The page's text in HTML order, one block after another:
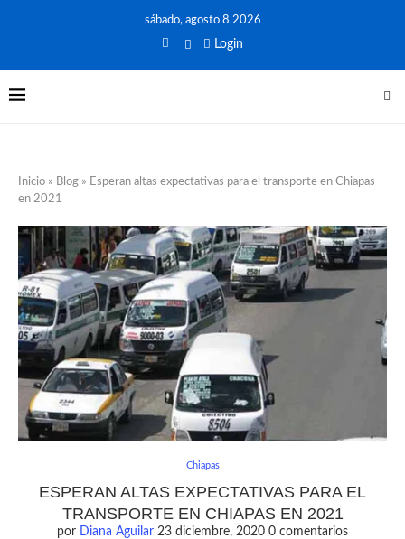
sábado, agosto 8 2026
Login
Inicio » Blog » Esperan altas expectativas para el transporte en Chiapas
en 2021
Chiapas
ESPERAN ALTAS EXPECTATIVAS PARA EL
TRANSPORTE EN CHIAPAS EN 2021
por Diana Aguilar 23 diciembre, 2020 0 comentarios